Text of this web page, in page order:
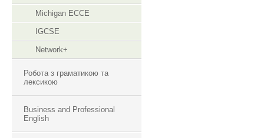
Michigan ECCE
IGCSE
Network+
Робота з граматикою та
лексикою
Business and Professional
English